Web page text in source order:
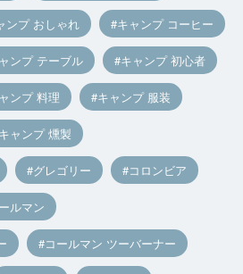
ンプ おしゃれ キャンプ コーヒー
ンプ テーブル キャンプ 初心者
ンプ 料理 キャンプ 服装
ャンプ 燻製
グレゴリー コロンビア
ルマン
コールマン ツーバーナー